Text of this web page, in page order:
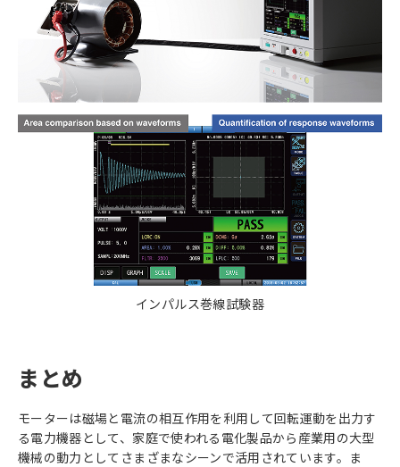
インパルス巻線試験器
まとめ
モーターは磁場と電流の相互作用を利用して回転運動を出力す
る電力機器として、家庭で使われる電化製品から産業用の大型
機械の動力としてさまざまなシーンで活用されています。ま